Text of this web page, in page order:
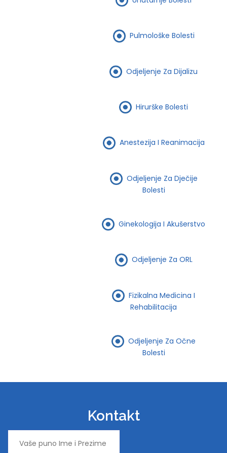
Pulmološke Bolesti
Odjeljenje Za Dijalizu
Hirurške Bolesti
Anestezija I Reanimacija
Odjeljenje Za Dječije
Bolesti
Ginekologija I Akušerstvo
Odjeljenje Za ORL
Fizikalna Medicina I
Rehabilitacija
Odjeljenje Za Očne
Bolesti
Kontakt